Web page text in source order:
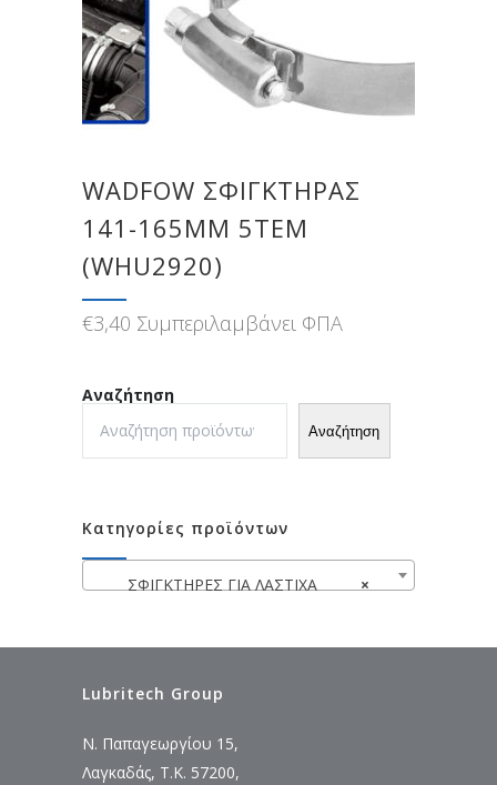
WADFOW ΣΦΙΓΚΤΗΡΑΣ
141-165MM 5ΤΕΜ
(WHU2920)
€3,40 Συμπεριλαμβάνει ΦΠΑ
Αναζήτηση
Αναζήτηση
Κατηγορίες προϊόντων
×
ΣΦΙΓΚΤΗΡΕΣ ΓΙΑ ΛΑΣΤΙΧΑ
Lubritech Group
Ν. Παπαγεωργίου 15,
Λαγκαδάς, Τ.Κ. 57200,